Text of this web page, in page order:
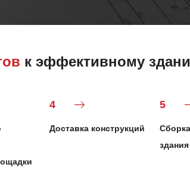
к эффективному
4
Доставка конструкций
5
здания